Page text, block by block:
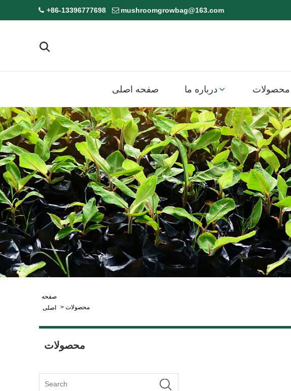
+86-13396777698 mushroomgrowbag@163.com
صفحه اصلی درباره ما محصولات
صفحه
اصلی
> محصولات
محصولات